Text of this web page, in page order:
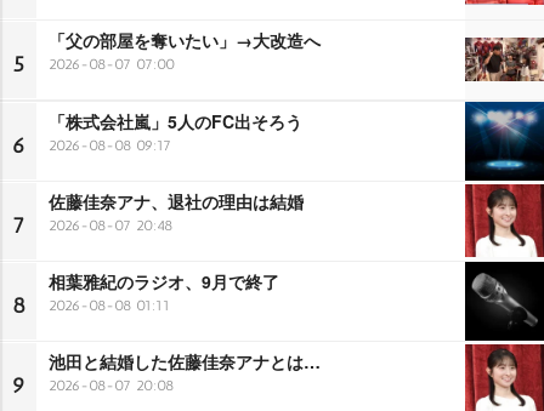
5
「父の部屋を奪いたい」→大改造へ
2026-08-07 07:00
6
「株式会社嵐」5人のFC出そろう
2026-08-08 09:17
7
佐藤佳奈アナ、退社の理由は結婚
2026-08-07 20:48
8
相葉雅紀のラジオ、9月で終了
2026-08-08 01:11
9
池田と結婚した佐藤佳奈アナとは…
2026-08-07 20:08